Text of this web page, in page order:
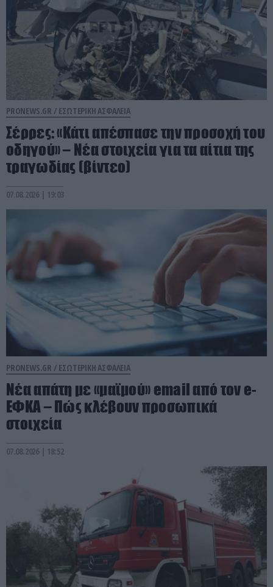
PRONEWS.GR / ΕΣΩΤΕΡΙΚΗ ΑΣΦΑΛΕΙΑ
Σέρρες: «Κάτι απέσπασε την προσοχή του
οδηγού» – Νέα στοιχεία για τα αίτια της
τραγωδίας (βίντεο)
07.08.2026 | 19:03
PRONEWS.GR / ΕΣΩΤΕΡΙΚΗ ΑΣΦΑΛΕΙΑ
Νέα απάτη με «μαϊμού» email από τον e-
ΕΦΚΑ – Πώς κλέβουν προσωπικά
στοιχεία
07.08.2026 | 18:52